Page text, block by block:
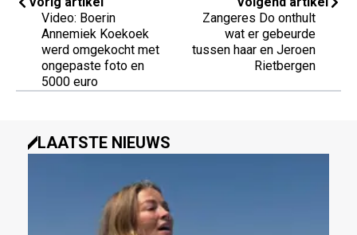
Video: Boerin
Annemiek Koekoek
werd omgekocht met
ongepaste foto en
5000 euro
Zangeres Do onthult
wat er gebeurde
tussen haar en Jeroen
Rietbergen
LAATSTE NIEUWS